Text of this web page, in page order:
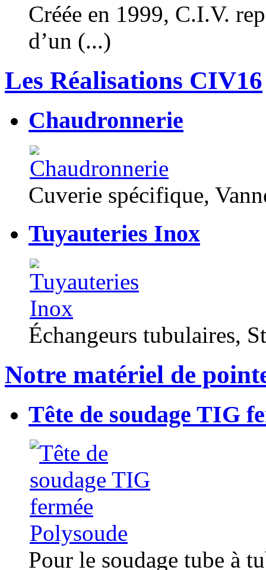
Créée en 1999, C.I.V.
d’un (...)
Les Réalisations CIV16
Chaudronnerie
Cuverie spécifique,
Tuyauteries Inox
Échangeurs tubulaires,
Notre matériel de
Tête de soudage TIG
Pour le soudage tube à